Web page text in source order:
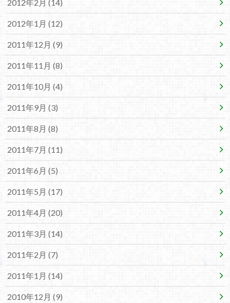
2012年2月 (14)
2012年1月 (12)
2011年12月 (9)
2011年11月 (8)
2011年10月 (4)
2011年9月 (3)
2011年8月 (8)
2011年7月 (11)
2011年6月 (5)
2011年5月 (17)
2011年4月 (20)
2011年3月 (14)
2011年2月 (7)
2011年1月 (14)
2010年12月 (9)